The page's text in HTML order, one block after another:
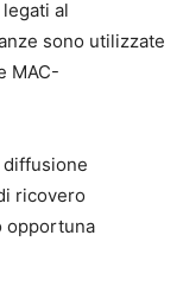
al
sono utilizzate
MAC-
diffusione
ricovero
opportuna